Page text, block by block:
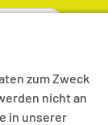
zum Zweck
nicht an
in unserer